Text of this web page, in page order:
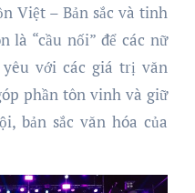
Việt – Bản sắc và tinh
là “cầu nối” để các nữ
với các giá trị văn
phần tôn vinh và giữ
bản sắc văn hóa của